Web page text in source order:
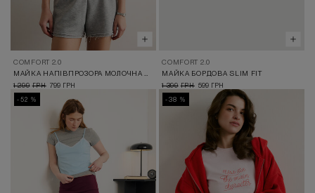
COMFORT 2.0
1 299 ГРН 799 ГРН
COMFORT 2.0
МАЙКА БОРДОВА SLIM FIT
1 399 ГРН 599 ГРН
-52 %
-38 %